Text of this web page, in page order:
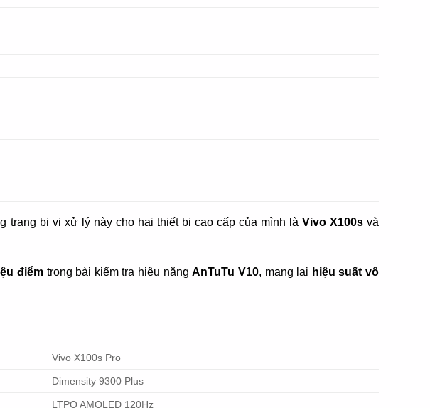
trang bị vi xử lý này cho hai thiết bị cao cấp của mình là Vivo X100s và
điểmtrong bài kiểm tra hiệu năngAnTuTu V10, mang lại hiệu suất vô
Vivo X100s Pro
Dimensity 9300 Plus
LTPO AMOLED 120Hz